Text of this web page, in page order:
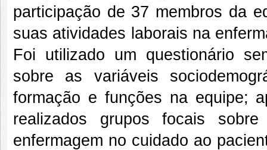
participação de 37 membros da
suas atividades laborais na
Foi utilizado um questionário
sobre as variáveis
formação e funções na equipe;
realizados grupos focais
enfermagem no cuidado ao